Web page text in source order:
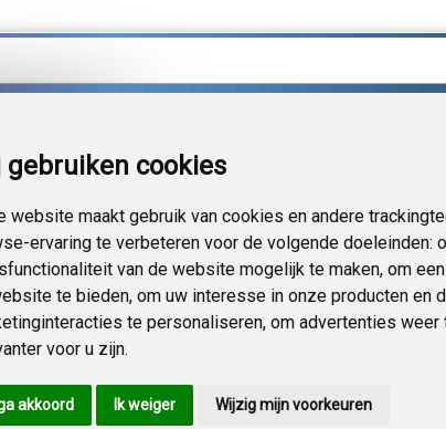
gebruiken cookies
website maakt gebruik van cookies en andere
ervaring te verbeteren voor de volgende doeleinden:
van de website mogelijk te maken, om
te bieden, om uw interesse in onze producten en
te personaliseren, om advertenties weer
voor u zijn.
ga akkoord Ik weiger Wijzig mijn voorkeuren